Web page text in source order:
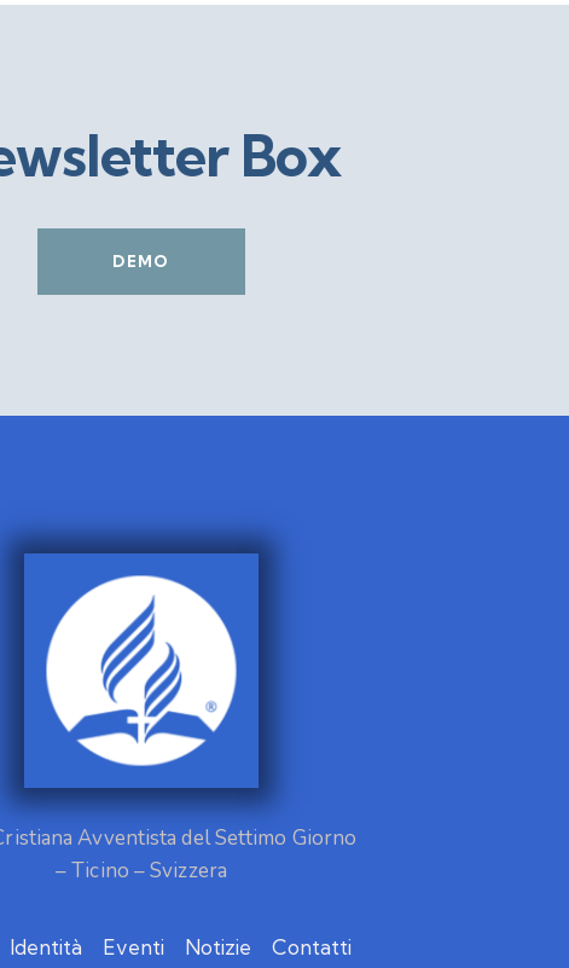
Box
DEMO
Avventista del Settimo Giorno
– Ticino – Svizzera
Identità Eventi Notizie Contatti